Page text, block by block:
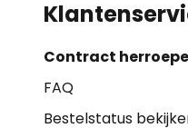
Contract
FAQ
Bestelstatus